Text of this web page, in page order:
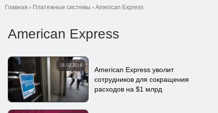
Главная › Платежные системы › American Express
American Express
18.02.2016
American Express уволит
сотрудников для сокращения
расходов на $1 млрд